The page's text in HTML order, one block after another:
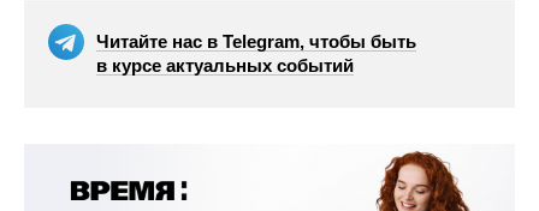
Читайте нас в Telegram, чтобы быть
в курсе актуальных событий